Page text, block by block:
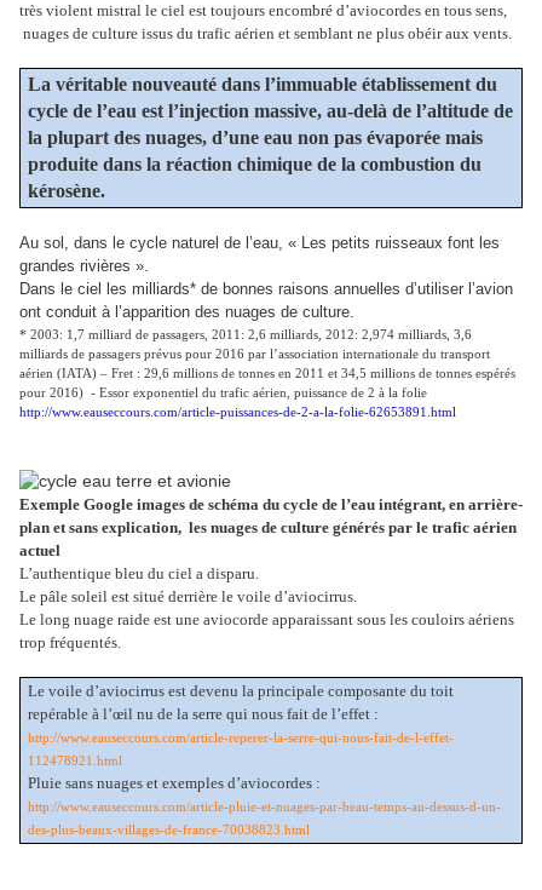
très violent mistral le ciel est toujours encombré d’aviocordes en tous sens,
nuages de culture issus du trafic aérien et semblant ne plus obéir aux vents.
La véritable nouveauté dans l’immuable établissement du
cycle de l’eau est l’injection massive, au-delà de l’altitude de
la plupart des nuages, d’une eau non pas évaporée mais
produite dans la réaction chimique de la combustion du
kérosène.
Au sol, dans le cycle naturel de l’eau, « Les petits ruisseaux font les
grandes rivières ».
Dans le ciel les milliards* de bonnes raisons annuelles d’utiliser l’avion
ont conduit à l’apparition des nuages de culture.
* 2003: 1,7 milliard de passagers, 2011: 2,6 milliards, 2012: 2,974 milliards, 3,6
milliards de passagers prévus pour 2016 par l’association internationale du transport
aérien (IATA) – Fret : 29,6 millions de tonnes en 2011 et 34,5 millions de tonnes espérés
pour 2016) - Essor exponentiel du trafic aérien, puissance de 2 à la folie
http://www.eauseccours.com/article-puissances-de-2-a-la-folie-62653891.html
Exemple Google images de schéma du cycle de l’eau intégrant, en arrière-
plan et sans explication, les nuages de culture générés par le trafic aérien
actuel
L’authentique bleu du ciel a disparu.
Le pâle soleil est situé derrière le voile d’aviocirrus.
Le long nuage raide est une aviocorde apparaissant sous les couloirs aériens
trop fréquentés.
Le voile d’aviocirrus est devenu la principale composante du toit
repérable à l’œil nu de la serre qui nous fait de l’effet :
http://www.eauseccours.com/article-reperer-la-serre-qui-nous-fait-de-l-effet-
112478921.html
Pluie sans nuages et exemples d’aviocordes :
http://www.eauseccours.com/article-pluie-et-nuages-par-beau-temps-au-dessus-d-un-
des-plus-beaux-villages-de-france-70038823.html